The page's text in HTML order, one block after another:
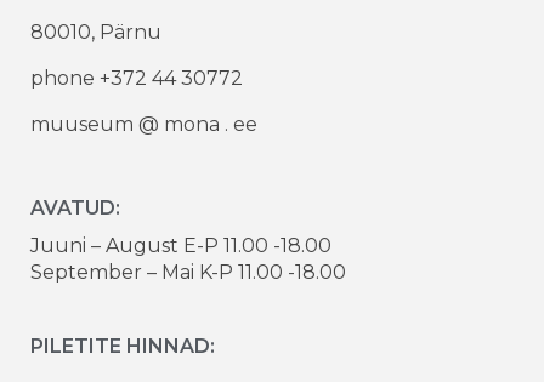
80010, Pärnu
phone +372 44 30772
muuseum @ mona . ee
AVATUD:
Juuni – August E-P 11.00 -18.00
September – Mai K-P 11.00 -18.00
PILETITE HINNAD: